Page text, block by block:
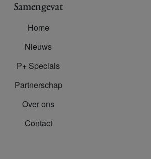
Samengevat
Home
Nieuws
P+ Specials
Partnerschap
Over ons
Contact